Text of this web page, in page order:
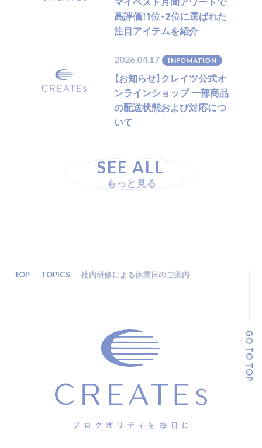
高評価！1位・2位に選ばれた
注目アイテムを紹介
2026.04.17 INFOMATION
【お知らせ】クレイツ公式オ
ンラインショップ 一部商品
の配送状態および対応につ
いて
SEE ALL
もっと見る
TOP TOPICS 社内研修による休業日のご案内
GO TO TOP